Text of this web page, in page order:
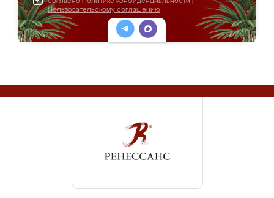
Пользовательскому соглашению